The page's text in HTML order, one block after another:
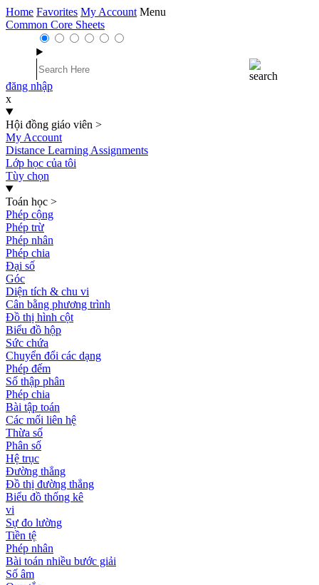
Home Favorites My Account Menu
Common Core Sheets
đăng nhập
x
Hội đồng giáo viên >
My Account
Distance Learning Assignments
Lớp học của tôi
Tùy chọn
Toán học >
Phép cộng
Phép trừ
Phép nhân
Phép chia
Đại số
Góc
Diện tích & chu vi
Cân bằng phương trình
Đồ thị hình cột
Biểu đồ hộp
Sức chứa
Chuyển đổi các dạng
Phép đếm
Số thập phân
Phép chia
Bài tập toán
Các mối liên hệ
Thừa số
Phân số
Hệ trục
Đường thẳng
Đồ thị đường thẳng
Biểu đồ thống kê
vi
Sự đo lường
Tiền tệ
Phép nhân
Bài toán nhiều bước giải
Số âm